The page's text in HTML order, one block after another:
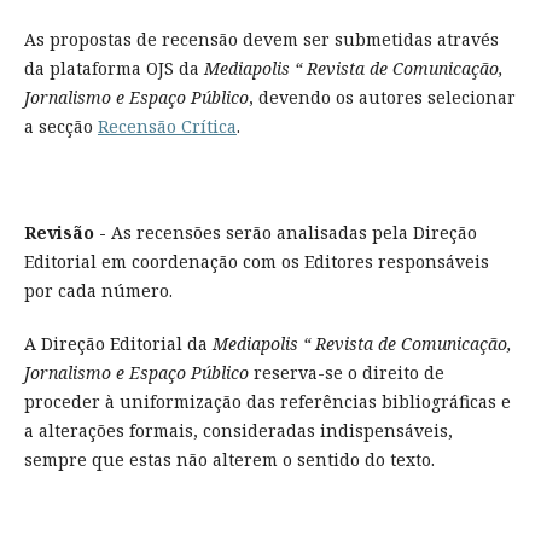
As propostas de recensão devem ser submetidas através
da plataforma OJS daMediapolis “ Revista de Comunicação,
Jornalismo e Espaço Público, devendo os autores selecionar
a secção Recensão Crítica.
Revisão - As recensões serão analisadas pela Direção
Editorial em coordenação com os Editores responsáveis
por cada número.
A Direção Editorial daMediapolis “ Revista de Comunicação,
Jornalismo e Espaço Públicoreserva-se o direito de
proceder à uniformização das referências bibliográficas e
a alterações formais, consideradas indispensáveis,
sempre que estas não alterem o sentido do texto.